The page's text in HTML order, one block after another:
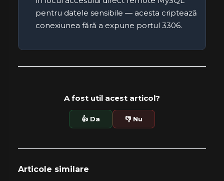
pentru datele sensibile — acesta criptează
conexiunea fără a expune portul 3306.
A fost util acest articol?
👍 Da 👎 Nu
Articole similare